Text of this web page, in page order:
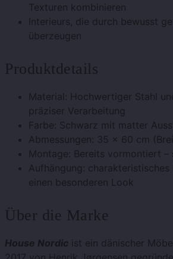
Texturen kombinieren
Interieurs, die durch bewusst
überzeugen
Produktdetails
Material: Hochwertiger Stahl
präziser Verarbeitung
Farbe: Schwarz mit matter
Abmessungen: 35 x 60 cm
Montage: Bereits vormontiert
Aufhängung: charakteristisches
einen besonderen Look
Über die Marke
House Nordic ist ein dänischer